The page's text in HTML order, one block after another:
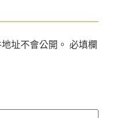
址不會公開。 必填欄